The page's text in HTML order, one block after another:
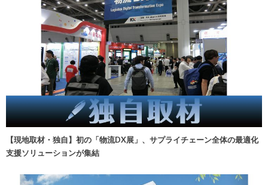
【現地取材・独自】初の「物流DX展」、サプライチェーン全体の最適化
支援ソリューションが集結